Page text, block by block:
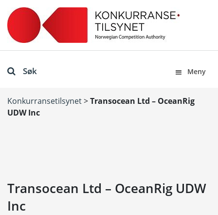
Søk Meny
Konkurransetilsynet>Transocean Ltd – OceanRig
UDW Inc
Transocean Ltd – OceanRig UDW
Inc